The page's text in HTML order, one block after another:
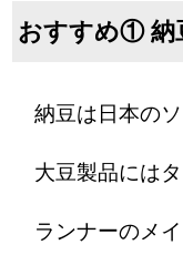
おすすめ① 納
納豆は日本の
大豆製品には
ランナーのメ